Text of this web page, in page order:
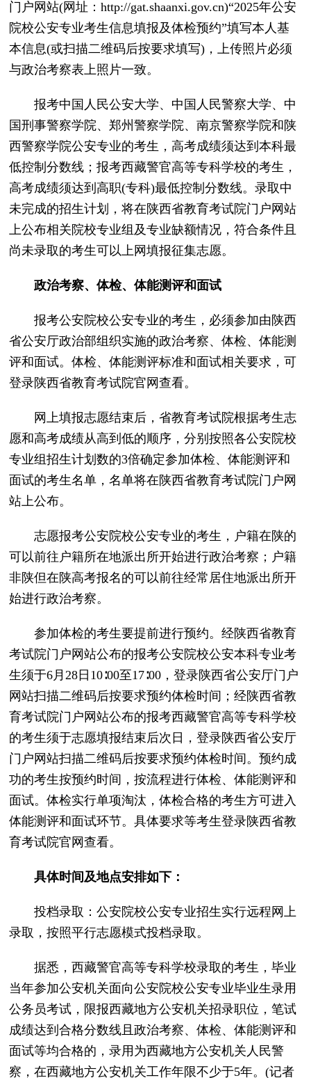
门户网站(网址：http://gat.shaanxi.gov.cn)“2025年公安
院校公安专业考生信息填报及体检预约”填写本人基
本信息(或扫描二维码后按要求填写)，上传照片必须
与政治考察表上照片一致。
报考中国人民公安大学、中国人民警察大学、中
国刑事警察学院、郑州警察学院、南京警察学院和陕
西警察学院公安专业的考生，高考成绩须达到本科最
低控制分数线；报考西藏警官高等专科学校的考生，
高考成绩须达到高职(专科)最低控制分数线。录取中
未完成的招生计划，将在陕西省教育考试院门户网站
上公布相关院校专业组及专业缺额情况，符合条件且
尚未录取的考生可以上网填报征集志愿。
政治考察、体检、体能测评和面试
报考公安院校公安专业的考生，必须参加由陕西
省公安厅政治部组织实施的政治考察、体检、体能测
评和面试。体检、体能测评标准和面试相关要求，可
登录陕西省教育考试院官网查看。
网上填报志愿结束后，省教育考试院根据考生志
愿和高考成绩从高到低的顺序，分别按照各公安院校
专业组招生计划数的3倍确定参加体检、体能测评和
面试的考生名单，名单将在陕西省教育考试院门户网
站上公布。
志愿报考公安院校公安专业的考生，户籍在陕的
可以前往户籍所在地派出所开始进行政治考察；户籍
非陕但在陕高考报名的可以前往经常居住地派出所开
始进行政治考察。
参加体检的考生要提前进行预约。经陕西省教育
考试院门户网站公布的报考公安院校公安本科专业考
生须于6月28日10∶00至17∶00，登录陕西省公安厅门户
网站扫描二维码后按要求预约体检时间；经陕西省教
育考试院门户网站公布的报考西藏警官高等专科学校
的考生须于志愿填报结束后次日，登录陕西省公安厅
门户网站扫描二维码后按要求预约体检时间。预约成
功的考生按预约时间，按流程进行体检、体能测评和
面试。体检实行单项淘汰，体检合格的考生方可进入
体能测评和面试环节。具体要求等考生登录陕西省教
育考试院官网查看。
具体时间及地点安排如下：
投档录取：公安院校公安专业招生实行远程网上
录取，按照平行志愿模式投档录取。
据悉，西藏警官高等专科学校录取的考生，毕业
当年参加公安机关面向公安院校公安专业毕业生录用
公务员考试，限报西藏地方公安机关招录职位，笔试
成绩达到合格分数线且政治考察、体检、体能测评和
面试等均合格的，录用为西藏地方公安机关人民警
察，在西藏地方公安机关工作年限不少于5年。(记者